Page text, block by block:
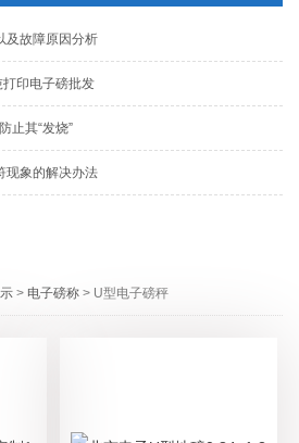
及故障原因分析
印电子磅批发
止其“发烧”
现象的解决办法
> 电子磅称 > U型电子磅秤